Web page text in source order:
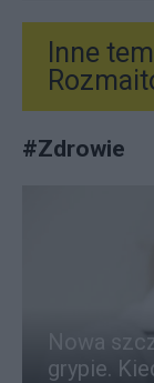
Inne
#Zdrowie
Nowa
grypie.